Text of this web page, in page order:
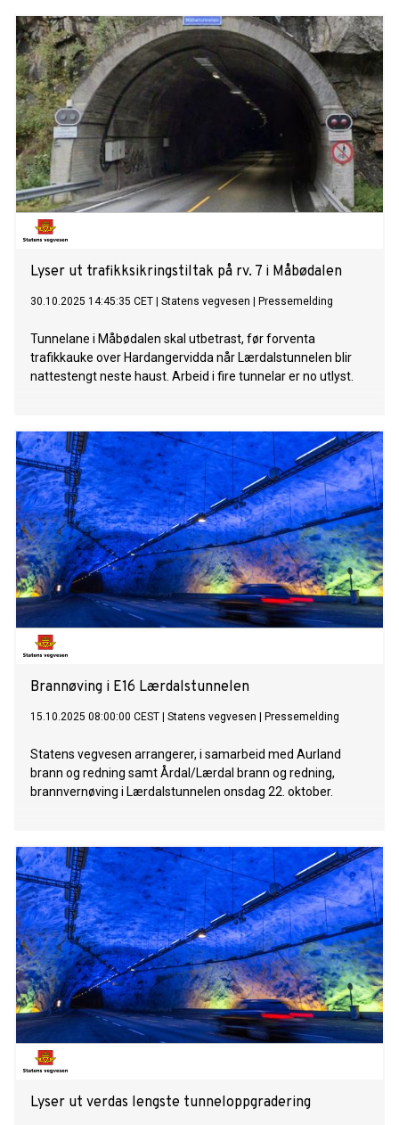
Lyser ut trafikksikringstiltak på rv. 7 i Måbødalen
30.10.2025 14:45:35 CET Statens vegvesen Pressemelding
Tunnelane i Måbødalen skal utbetrast, før forventa
trafikkauke over Hardangervidda når Lærdalstunnelen blir
nattestengt neste haust. Arbeid i fire tunnelar er no utlyst.
Brannøving i E16 Lærdalstunnelen
15.10.2025 08:00:00 CEST Statens vegvesen Pressemelding
Statens vegvesen arrangerer, i samarbeid med Aurland
brann og redning samt Årdal/Lærdal brann og redning,
brannvernøving i Lærdalstunnelen onsdag 22. oktober.
Lyser ut verdas lengste tunneloppgradering